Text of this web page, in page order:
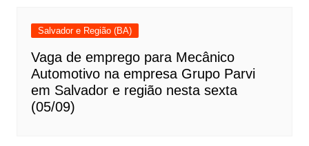
Salvador e Região (BA)
Vaga de emprego para Mecânico
Automotivo na empresa Grupo Parvi
em Salvador e região nesta sexta
(05/09)